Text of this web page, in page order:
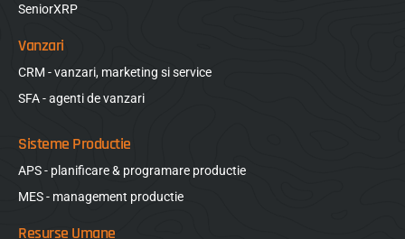
SeniorXRP
Vanzari
CRM - vanzari, marketing si service
SFA - agenti de vanzari
Sisteme Productie
APS - planificare & programare productie
MES - management productie
Resurse Umane